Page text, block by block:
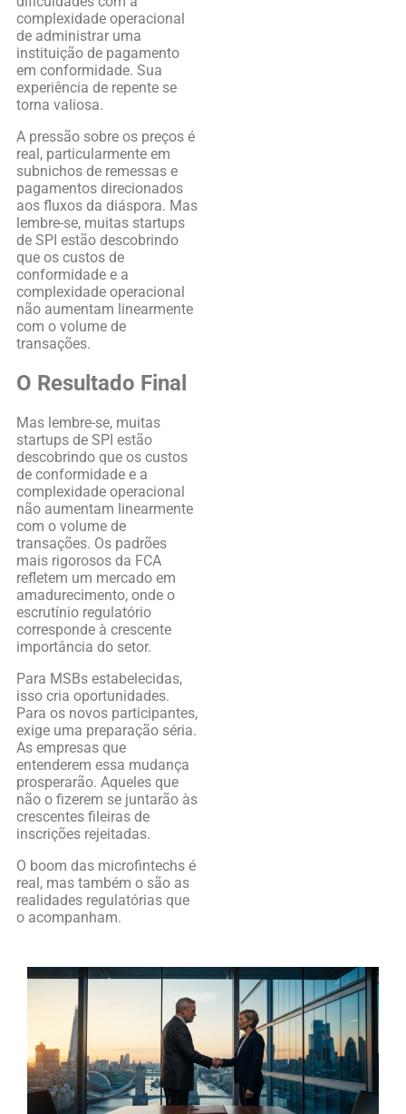
complexidade operacional
de administrar uma
instituição de pagamento
em conformidade. Sua
experiência de repente se
torna valiosa.
A pressão sobre os preços é
real, particularmente em
subnichos de remessas e
pagamentos direcionados
aos fluxos da diáspora. Mas
lembre-se, muitas startups
de SPI estão descobrindo
que os custos de
conformidade e a
complexidade operacional
não aumentam linearmente
com o volume de
transações.
O Resultado Final
Mas lembre-se, muitas
startups de SPI estão
descobrindo que os custos
de conformidade e a
complexidade operacional
não aumentam linearmente
com o volume de
transações. Os padrões
mais rigorosos da FCA
refletem um mercado em
amadurecimento, onde o
escrutínio regulatório
corresponde à crescente
importância do setor.
Para MSBs estabelecidas,
isso cria oportunidades.
Para os novos participantes,
exige uma preparação séria.
As empresas que
entenderem essa mudança
prosperarão. Aqueles que
não o fizerem se juntarão às
crescentes fileiras de
inscrições rejeitadas.
O boom das microfintechs é
real, mas também o são as
realidades regulatórias que
o acompanham.